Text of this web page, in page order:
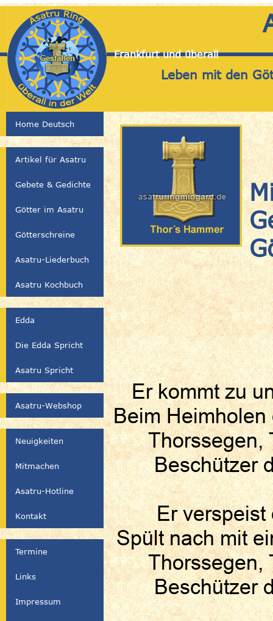
Frankfurt und überall
Leben mit den
Er kommt zu
Beim Heimholen
Thorssegen,
Beschützer
Er verspeist
Spült nach mit
Thorssegen,
Beschützer
Home Deutsch
Artikel für Asatru
Gebete & Gedichte
Götter im Asatru
Götterschreine
Asatru-Liederbuch
Asatru Kochbuch
Edda
Die Edda Spricht
Asatru Spricht
Asatru-Webshop
Neuigkeiten
Mitmachen
Asatru-Hotline
Kontakt
Termine
Links
Impressum